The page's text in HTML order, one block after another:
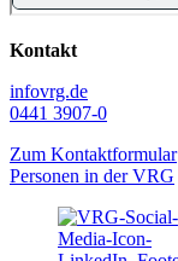
Kontakt
infovrg.de
0441 3907-0
Zum Kontaktformular
Personen in der VRG